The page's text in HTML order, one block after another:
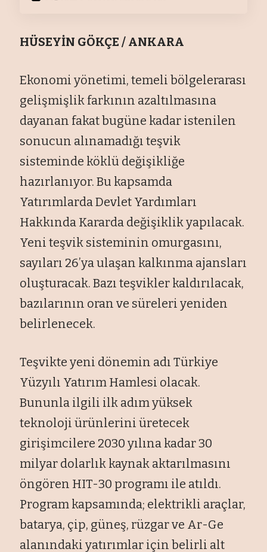
HÜSEYİN GÖKÇE / ANKARA
Ekonomi yönetimi, temeli bölgelerarası
gelişmişlik farkının azaltılmasına
dayanan fakat bugüne kadar istenilen
sonucun alınamadığı teşvik
sisteminde köklü değişikliğe
hazırlanıyor. Bu kapsamda
Yatırımlarda Devlet Yardımları
Hakkında Kararda değişiklik yapılacak.
Yeni teşvik sisteminin omurgasını,
sayıları 26’ya ulaşan kalkınma ajansları
oluşturacak. Bazı teşvikler kaldırılacak,
bazılarının oran ve süreleri yeniden
belirlenecek.
Teşvikte yeni dönemin adı Türkiye
Yüzyılı Yatırım Hamlesi olacak.
Bununla ilgili ilk adım yüksek
teknoloji ürünlerini üretecek
girişimcilere 2030 yılına kadar 30
milyar dolarlık kaynak aktarılmasını
öngören HIT-30 programı ile atıldı.
Program kapsamında; elektrikli araçlar,
batarya, çip, güneş, rüzgar ve Ar-Ge
alanındaki yatırımlar için belirli alt